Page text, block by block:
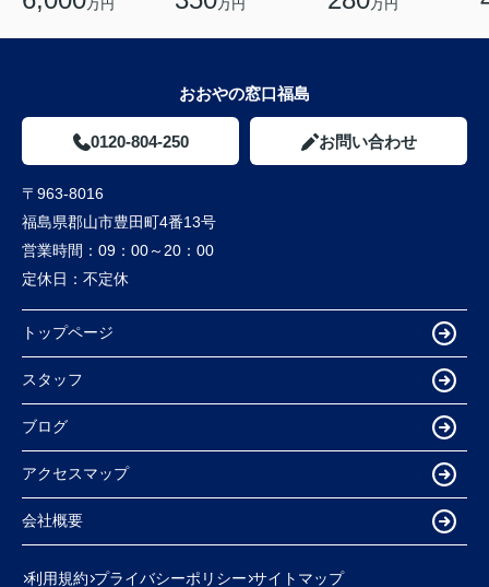
万円 万円 万円
おおやの窓口福島
0120-804-250 お問い合わせ
〒963-8016
福島県郡山市豊田町4番13号
営業時間： 09：00～20：00
定休日： 不定休
トップページ
スタッフ
ブログ
アクセスマップ
会社概要
利用規約 プライバシーポリシー サイトマップ